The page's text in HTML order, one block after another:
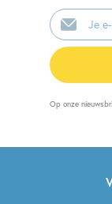
E-
mailadres
Op onze